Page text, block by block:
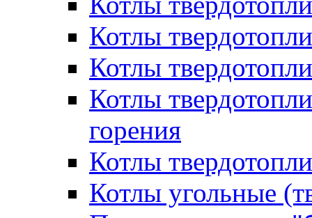
Котлы
Котлы
Котлы
горения
Котлы
Котлы угольные